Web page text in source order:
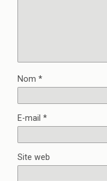
Nom *
E-mail *
Site web